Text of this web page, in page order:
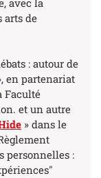
avec la
arts de
: autour de
en partenariat
Faculté
et un autre
» dans le
personnelles :